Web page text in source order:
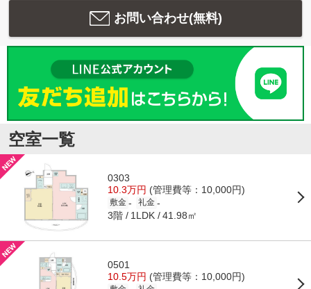
お問い合わせ(無料)
空室一覧
0303
10.3万円 (管理費等：10,000円)
敷金 - 礼金 -
3階 1LDK 41.98㎡
0501
10.5万円 (管理費等：10,000円)